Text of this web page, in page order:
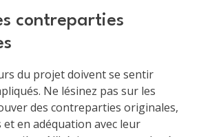
contreparties
du projet doivent se sentir
Ne lésinez pas sur les
des contreparties originales,
en adéquation avec leur